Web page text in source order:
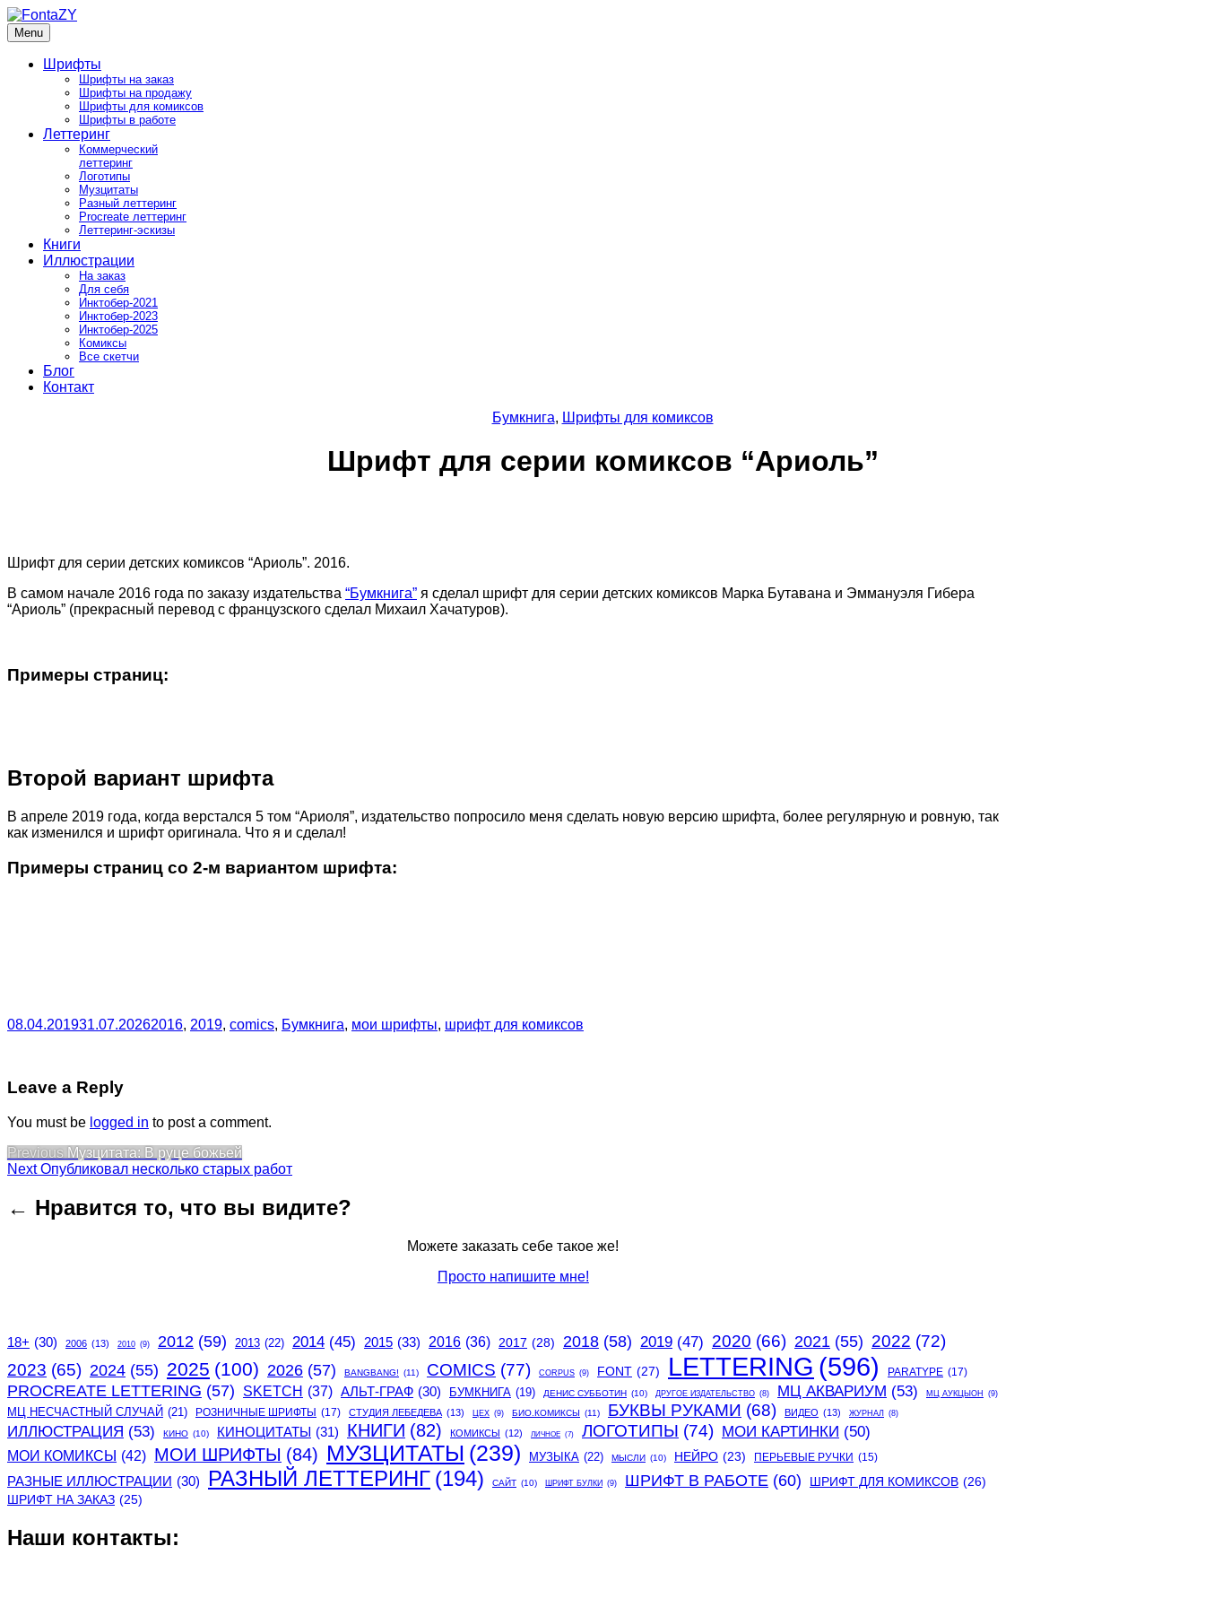
Skip
to
content
FontaZY
Fonts and pictures by Zakhar Yaschin
Menu
Шрифты
Шрифты на заказ
Шрифты на продажу
Шрифты для комиксов
Шрифты в работе
Леттеринг
Коммерческий
леттеринг
Логотипы
Музцитаты
Разный леттеринг
Procreate леттеринг
Леттеринг-эскизы
Книги
Иллюстрации
На заказ
Для себя
Инктобер-2021
Инктобер-2023
Инктобер-2025
Комиксы
Все скетчи
Блог
Контакт
Бумкнига, Шрифты для комиксов
Шрифт для серии комиксов “Ариоль”
Шрифт для серии детских комиксов “Ариоль”. 2016.
В самом начале 2016 года по заказу издательства “Бумкнига” я сделал шрифт для серии детских комиксов Марка Бутавана и Эммануэля Гибера
“Ариоль” (прекрасный перевод с французского сделал Михаил Хачатуров).
Примеры страниц:
Второй вариант шрифта
В апреле 2019 года, когда верстался 5 том “Ариоля”, издательство попросило меня сделать новую версию шрифта, более регулярную и ровную, так
как изменился и шрифт оригинала. Что я и сделал!
Примеры страниц со 2-м вариантом шрифта:
08.04.201931.07.20262016, 2019, comics, Бумкнига, мои шрифты, шрифт для комиксов
Leave a Reply
You must be logged in to post a comment.
Post
navigation
Previous Previous
post:
Музцитата: В руце божьей
Next Next
Опубликовал несколько старых работ
← Нравится то, что вы видите?
Можете заказать себе такое же!
Просто напишите мне!
18+ (30) 2006 (13) 2010 (9) 2012 (59) 2013 (22) 2014 (45) 2015 (33) 2016 (36) 2017 (28) 2018 (58) 2019 (47) 2020 (66) 2021 (55) 2022 (72)
2023 (65) 2024 (55) 2025 (100) 2026 (57) BANGBANG! (11) COMICS (77) CORPUS (9) FONT (27) LETTERING (596) PARATYPE (17)
PROCREATE LETTERING (57) SKETCH (37) АЛЬТ-ГРАФ (30) БУМКНИГА (19) ДЕНИС СУББОТИН (10) ДРУГОЕ ИЗДАТЕЛЬСТВО (8) МЦ АКВАРИУМ (53) МЦ АУКЦЫОН (9)
МЦ НЕСЧАСТНЫЙ СЛУЧАЙ (21) РОЗНИЧНЫЕ ШРИФТЫ (17) СТУДИЯ ЛЕБЕДЕВА (13) ЦЕХ (9) БИО.КОМИКСЫ (11) БУКВЫ РУКАМИ (68) ВИДЕО (13) ЖУРНАЛ (8)
ИЛЛЮСТРАЦИЯ (53) КИНО (10) КИНОЦИТАТЫ (31) КНИГИ (82) КОМИКСЫ (12) ЛИЧНОЕ (7) ЛОГОТИПЫ (74) МОИ КАРТИНКИ (50)
МОИ КОМИКСЫ (42) МОИ ШРИФТЫ (84) МУЗЦИТАТЫ (239) МУЗЫКА (22) МЫСЛИ (10) НЕЙРО (23) ПЕРЬЕВЫЕ РУЧКИ (15)
РАЗНЫЕ ИЛЛЮСТРАЦИИ (30) РАЗНЫЙ ЛЕТТЕРИНГ (194) САЙТ (10) ШРИФТ БУЛКИ (9) ШРИФТ В РАБОТЕ (60) ШРИФТ ДЛЯ КОМИКСОВ (26)
ШРИФТ НА ЗАКАЗ (25)
Наши контакты: